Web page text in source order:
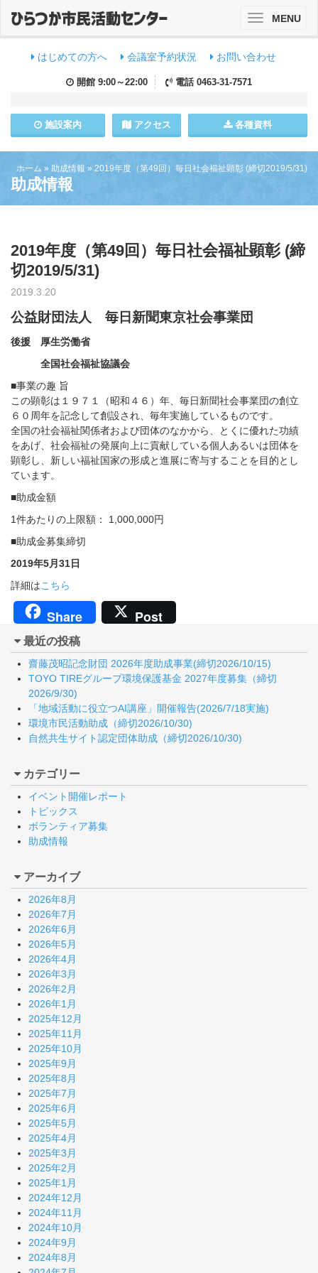
はじめての方へ 会議室予約状況 お問い合わせ
開館 9:00～22:00 電話 0463-31-7571
施設案内 アクセス 各種資料
ToggleMENU
ホーム » 助成情報 » 2019年度（第49回）毎日社会福祉顕彰 (締切2019/5/31)
助成情報
2019年度（第49回）毎日社会福祉顕彰 (締
切2019/5/31)
2019.3.20
公益財団法人 毎日新聞東京社会事業団
後援 厚生労働省
全国社会福祉協議会
■事業の趣 旨
この顕彰は１９７１（昭和４６）年、毎日新聞社会事業団の創立
６０周年を記念して創設され、毎年実施しているものです。
全国の社会福祉関係者および団体のなかから、とくに優れた功績
をあげ、社会福祉の発展向上に貢献している個人あるいは団体を
顕彰し、新しい福祉国家の形成と進展に寄与することを目的とし
ています。
■助成金額
1件あたりの上限額： 1,000,000円
■助成金募集締切
2019年5月31日
詳細はこちら
Share Post
最近の投稿
齋藤茂昭記念財団 2026年度助成事業(締切2026/10/15)
TOYO TIREグループ環境保護基金 2027年度募集（締切
2026/9/30)
「地域活動に役立つAI講座」開催報告(2026/7/18実施)
環境市民活動助成（締切2026/10/30)
自然共生サイト認定団体助成（締切2026/10/30)
カテゴリー
イベント開催レポート
トピックス
ボランティア募集
助成情報
アーカイブ
2026年8月
2026年7月
2026年6月
2026年5月
2026年4月
2026年3月
2026年2月
2026年1月
2025年12月
2025年11月
2025年10月
2025年9月
2025年8月
2025年7月
2025年6月
2025年5月
2025年4月
2025年3月
2025年2月
2025年1月
2024年12月
2024年11月
2024年10月
2024年9月
2024年8月